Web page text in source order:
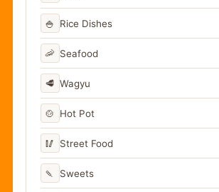
🍚 Rice Dishes
🦐 Seafood
🥩 Wagyu
🍲 Hot Pot
🥢 Street Food
🍡 Sweets